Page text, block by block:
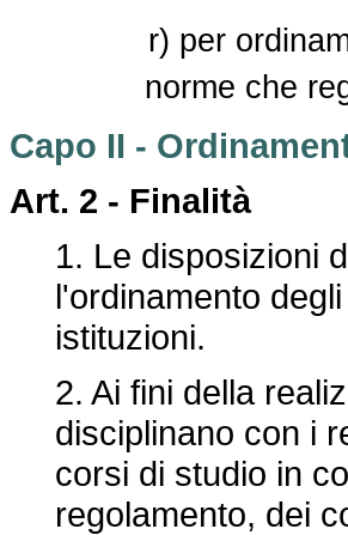
r) per
norme che
Capo II -
Art. 2 - Finalità
1. Le disposizioni
l'ordinamento
istituzioni.
2. Ai fini della
disciplinano con i
corsi di studio in
regolamento, dei